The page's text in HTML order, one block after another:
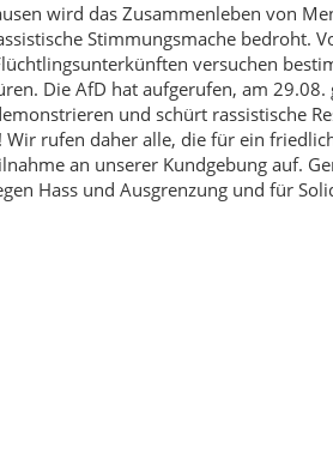
wird das Zusammenleben von
Stimmungsmache bedroht.
versuchen
Die AfD hat aufgerufen, am
und schürt rassistische
rufen daher alle, die für ein
an unserer Kundgebung auf.
Hass und Ausgrenzung und für